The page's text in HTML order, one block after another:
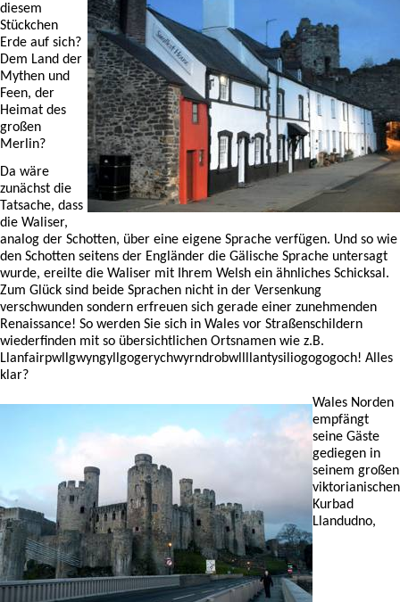
diesem
Stückchen
Erde auf sich?
Dem Land der
Mythen und
Feen, der
Heimat des
großen
Merlin?
Da wäre
zunächst die
Tatsache, dass
die Waliser,
analog der Schotten, über eine eigene Sprache verfügen. Und so wie
den Schotten seitens der Engländer die Gälische Sprache untersagt
wurde, ereilte die Waliser mit Ihrem Welsh ein ähnliches Schicksal.
Zum Glück sind beide Sprachen nicht in der Versenkung
verschwunden sondern erfreuen sich gerade einer zunehmenden
Renaissance! So werden Sie sich in Wales vor Straßenschildern
wiederfinden mit so übersichtlichen Ortsnamen wie z.B.
Llanfairpwllgwyngyllgogerychwyrndrobwllllantysiliogogogoch! Alles
klar?
Wales Norden
empfängt
seine Gäste
gediegen in
seinem großen
viktorianischen
Kurbad
Llandudno,